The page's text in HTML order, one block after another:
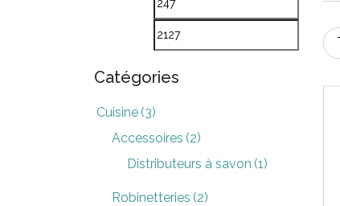
Catégories
Cuisine (3)
Accessoires (2)
Distributeurs à savon (1)
Robinetteries (2)